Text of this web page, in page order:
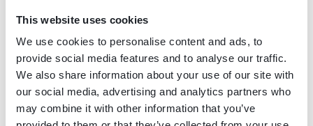
This website uses cookies
We use cookies to personalise content and ads, to
provide social media features and to analyse our traffic.
We also share information about your use of our site with
our social media, advertising and analytics partners who
may combine it with other information that you’ve
asiakkaan tuntemisen, rahanpesun estämisen sekä
tosiasiallisten edunsaajien tunnistamisen
vaatimuksiin.
Kansainvälinen asianajotoimisto Bird & Bird
kokosi Signicatin pyynnöstä sähköisiin